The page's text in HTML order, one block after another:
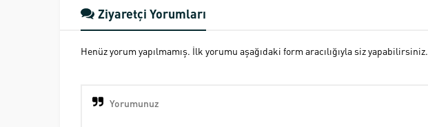
Ziyaretçi Yorumları
Henüz yorum yapılmamış. İlk yorumu aşağıdaki form aracılığıyla siz yapabilirsiniz.